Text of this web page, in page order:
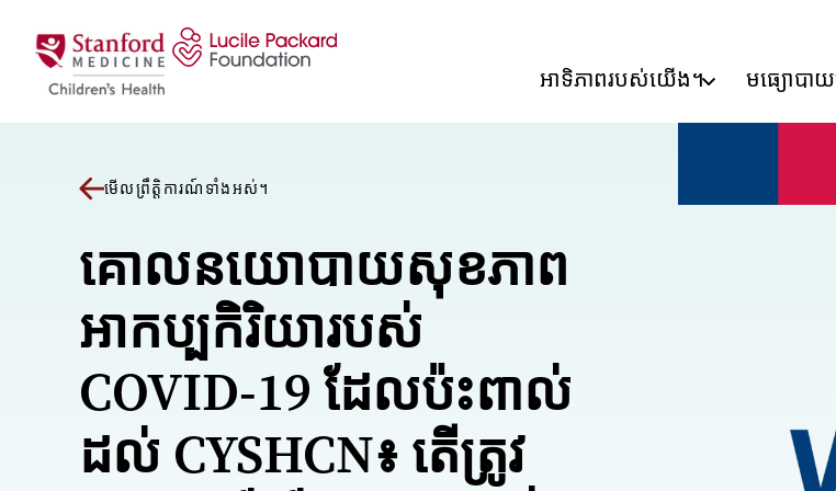
អាទិភាពរបស់យើង។ មធ្យោបាយ
មើលព្រឹត្តិការណ៍ទាំងអស់។
គោលនយោបាយសុខភាព
អាកប្បកិរិយារបស់
COVID-19 ដែលប៉ះពាល់
ដល់ CYSHCN៖ តើត្រូវ